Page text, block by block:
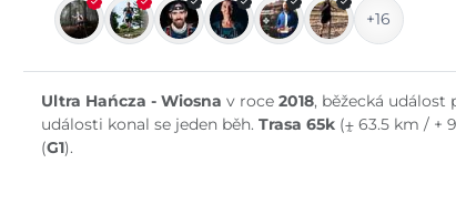
+16
Ultra Hańcza - Wiosna v roce 2018, běžecká událost
události konal se jeden běh. Trasa 65k(⨦ 63.5 km / +
(G1).